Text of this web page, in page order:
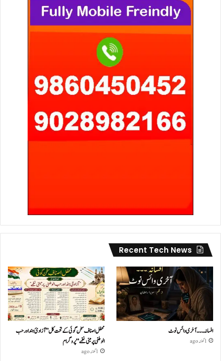
Recent Tech News
افسانہ۔۔۔آخری وائس نوٹ
1 گھنٹہ ago
محفل اصناف سخن گوئی کے تحت کل ”آزادئ ہند اور حب
الوطنی پر مبنی نغمے“پروگرام
1 گھنٹہ ago